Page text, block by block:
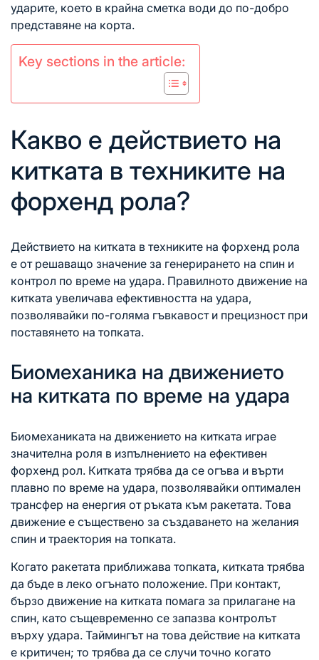
ударите, което в крайна сметка води до по-добро
представяне на корта.
Key sections in the article:
Какво е действието на
китката в техниките на
форхенд рола?
Действието на китката в техниките на форхенд рола
е от решаващо значение за генерирането на спин и
контрол по време на удара. Правилното движение на
китката увеличава ефективността на удара,
позволявайки по-голяма гъвкавост и прецизност при
поставянето на топката.
Биомеханика на движението
на китката по време на удара
Биомеханиката на движението на китката играе
значителна роля в изпълнението на ефективен
форхенд рол. Китката трябва да се огъва и върти
плавно по време на удара, позволявайки оптимален
трансфер на енергия от ръката към ракетата. Това
движение е съществено за създаването на желания
спин и траектория на топката.
Когато ракетата приближава топката, китката трябва
да бъде в леко огънато положение. При контакт,
бързо движение на китката помага за прилагане на
спин, като същевременно се запазва контролът
върху удара. Таймингът на това действие на китката
е критичен; то трябва да се случи точно когато